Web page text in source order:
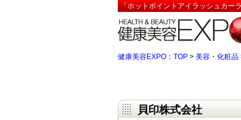
「ホットポイントアイラッシュカー
健康美容EXPO：TOP > 美容・化粧品
貝印株式会社